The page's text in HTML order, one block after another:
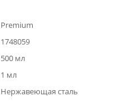
Premium
1748059
500 мл
1 мл
Нержавеющая сталь